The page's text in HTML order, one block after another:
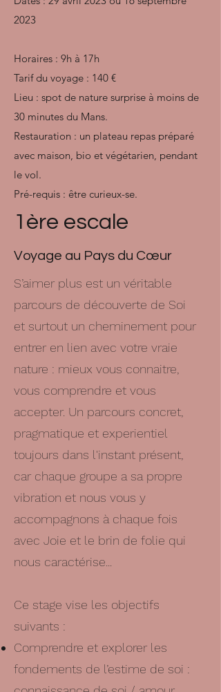
2023
Horaires : 9h à 17h
Tarif du voyage : 140 €
Lieu : spot de nature surprise à moins de
30 minutes du Mans.
Restauration : un plateau repas préparé
avec maison, bio et végétarien, pendant
le vol.
Pré-requis : être curieux-se.
1ère escale
Voyage au Pays du Cœur
S’aimer plus est un véritable
parcours de découverte de Soi
et surtout un cheminement pour
entrer en lien avec votre vraie
nature : mieux vous connaitre,
vous comprendre et vous
accepter. Un parcours concret,
pragmatique et experientiel
toujours dans l'instant présent,
car chaque groupe a sa propre
vibration et nous vous y
accompagnons à chaque fois
avec Joie et le brin de folie qui
nous caractérise...
Ce stage vise les objectifs
suivants :
Comprendre et explorer les
fondements de l’estime de soi :